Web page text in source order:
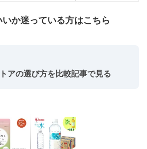
いか迷っている方はこちら
アの選び方を比較記事で見る